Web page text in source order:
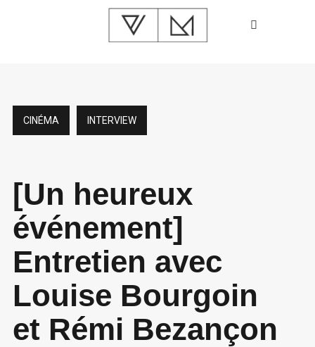
CINÉMA INTERVIEW
[Un heureux
événement]
Entretien avec
Louise Bourgoin
et Rémi Bezançon